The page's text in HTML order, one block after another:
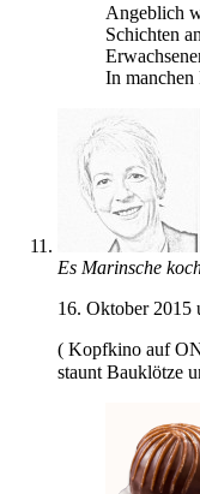
Angeblich
Schichten
In manchen
Es Marinsche
16. Oktober 2015
( Kopfkino auf
staunt Bauklötze